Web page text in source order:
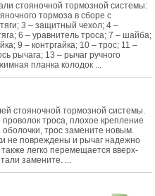
стояночной тормозной системы:
тормоза в сборе с
3 – защитный чехол; 4 –
6 – уравнитель троса; 7 – шайба;
9 – контргайка; 10 – трос; 11 –
рычага; 13 – рычаг ручного
планка колодок ...
стояночной тормозной системы.
троса, плохое крепление
трос замените новым.
не повреждены и рычаг надежно
легко перемещается вверх-
замените. ...